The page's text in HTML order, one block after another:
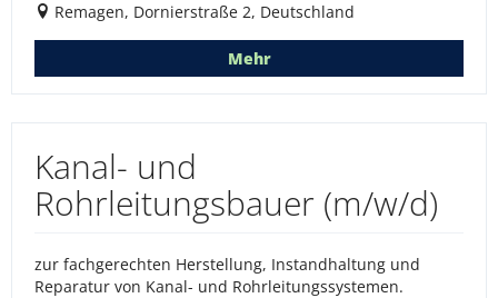
Remagen, Dornierstraße 2, Deutschland
Mehr
Kanal- und
Rohrleitungsbauer (m/w/d)
zur fachgerechten Herstellung, Instandhaltung und
Reparatur von Kanal- und Rohrleitungssystemen.